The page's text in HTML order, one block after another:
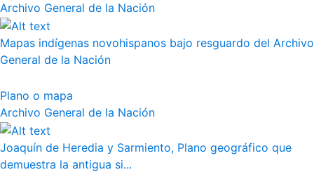
Archivo General de la Nación
Mapas indígenas novohispanos bajo resguardo del Archivo
General de la Nación
Plano o mapa
Archivo General de la Nación
Joaquín de Heredia y Sarmiento, Plano geográfico que
demuestra la antigua si...